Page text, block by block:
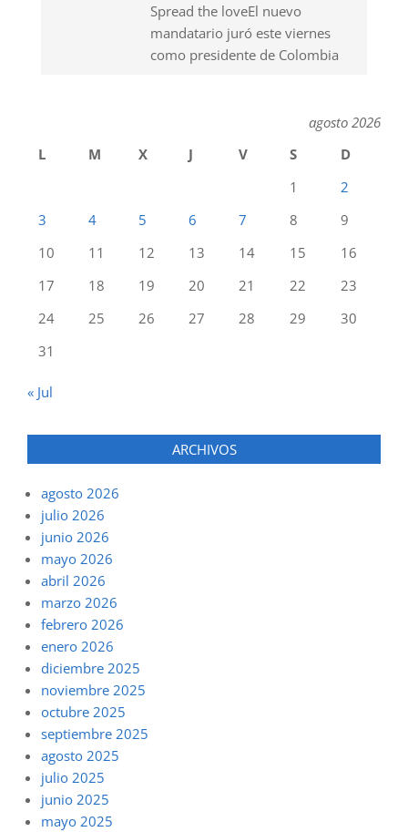
Spread the loveEl nuevo
mandatario juró este viernes
como presidente de Colombia
agosto 2026
L
M X J V S
D
1
2
3
4 5 6 7 8
9
10
11 12 13 14 15
16
17
18 19 20 21 22
23
24
25 26 27 28 29
30
31
« Jul
ARCHIVOS
agosto 2026
julio 2026
junio 2026
mayo 2026
abril 2026
marzo 2026
febrero 2026
enero 2026
diciembre 2025
noviembre 2025
octubre 2025
septiembre 2025
agosto 2025
julio 2025
junio 2025
mayo 2025